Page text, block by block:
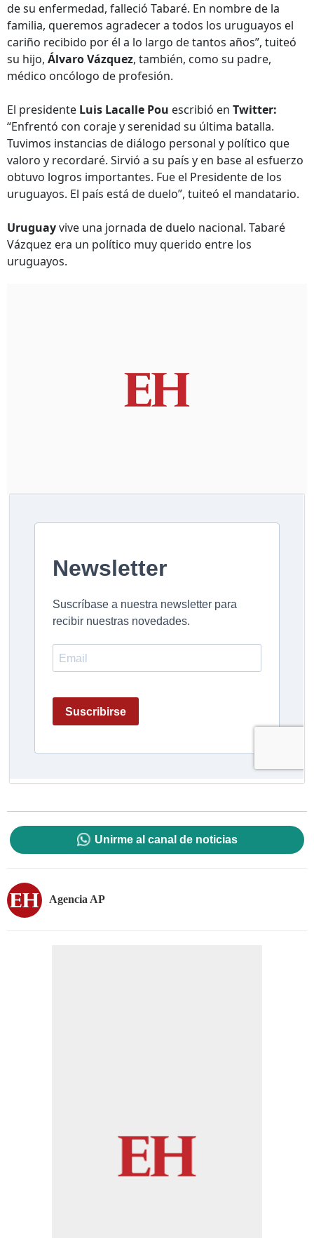
de su enfermedad, falleció Tabaré. En nombre de la
familia, queremos agradecer a todos los uruguayos el
cariño recibido por él a lo largo de tantos años”, tuiteó
su hijo, Álvaro Vázquez, también, como su padre,
médico oncólogo de profesión.
El presidente Luis Lacalle Pou escribió en Twitter:
“Enfrentó con coraje y serenidad su última batalla.
Tuvimos instancias de diálogo personal y político que
valoro y recordaré. Sirvió a su país y en base al esfuerzo
obtuvo logros importantes. Fue el Presidente de los
uruguayos. El país está de duelo”, tuiteó el mandatario.
Uruguayvive una jornada de duelo nacional. Tabaré
Vázquez era un político muy querido entre los
uruguayos.
Unirme al canal de noticias
Agencia AP